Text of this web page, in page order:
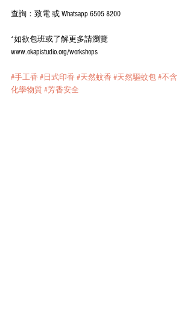
查詢：致電 或 Whatsapp 6505 8200
*如欲包班或了解更多請瀏覽
www.okapistudio.org/workshops
#手工香 #日式印香 #天然蚊香 #天然驅蚊包 #不含
化學物質 #芳香安全